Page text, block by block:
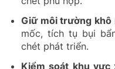
Giữ môi trường khô
mốc, tích tụ bụi
chét phát triển.
Kiểm soát khu vực